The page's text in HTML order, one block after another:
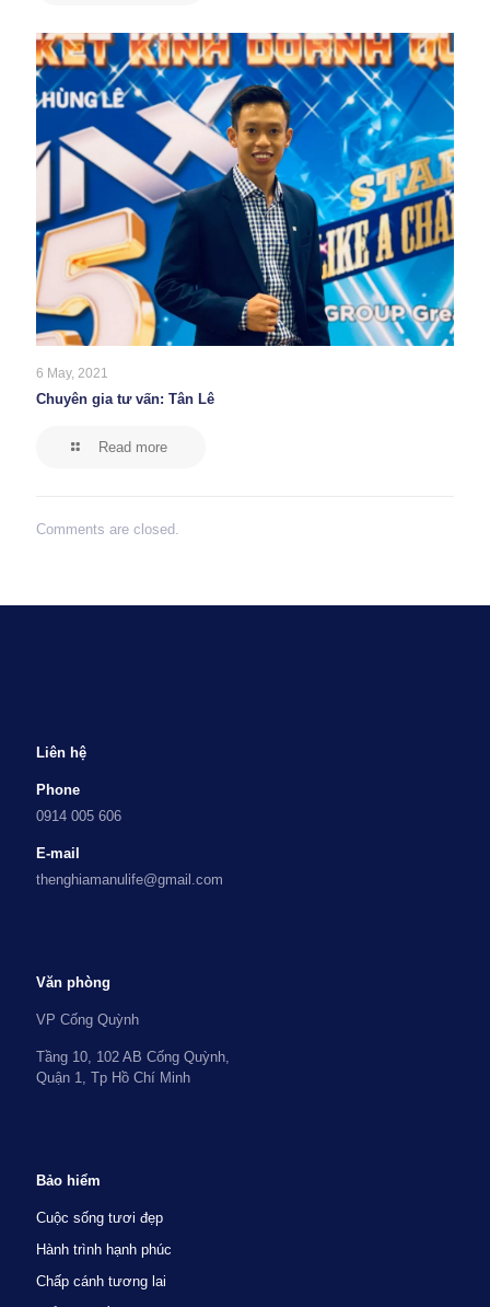
6 May, 2021
Chuyên gia tư vấn: Tân Lê
Read more
Comments are closed.
Liên hệ
Phone
0914 005 606
E-mail
thenghiamanulife@gmail.com
Văn phòng
VP Cống Quỳnh
Tầng 10, 102 AB Cống Quỳnh,
Quận 1, Tp Hồ Chí Minh
Bảo hiểm
Cuộc sống tươi đẹp
Hành trình hạnh phúc
Chấp cánh tương lai